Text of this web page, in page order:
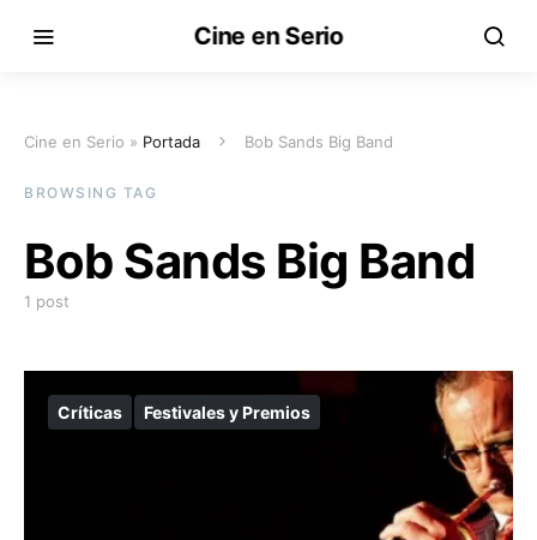
Cine en Serio
Cine en Serio » Portada Bob Sands Big Band
BROWSING TAG
Bob Sands Big Band
1 post
Críticas Festivales y Premios